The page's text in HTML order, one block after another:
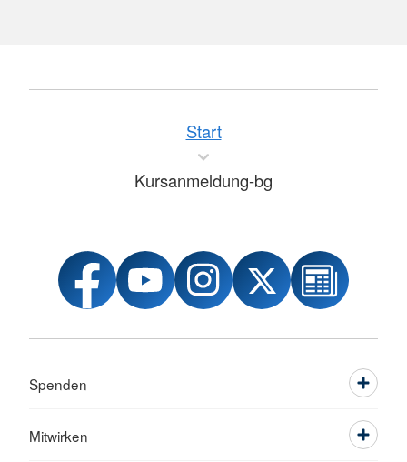
Start
Kursanmeldung-bg
Spenden
Mitwirken